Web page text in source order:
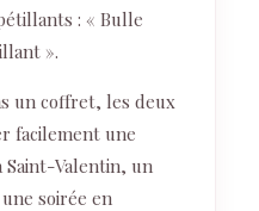
: « Bulle
».
un coffret, les deux
facilement une
Valentin, un
soirée en